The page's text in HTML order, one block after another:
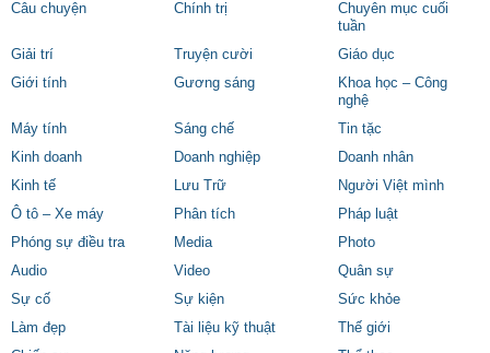
Câu chuyện
Chính trị
Chuyên mục cuối
tuần
Giải trí
Truyện cười
Giáo dục
Giới tính
Gương sáng
Khoa học – Công
nghệ
Máy tính
Sáng chế
Tin tặc
Kinh doanh
Doanh nghiệp
Doanh nhân
Kinh tế
Lưu Trữ
Người Việt mình
Ô tô – Xe máy
Phân tích
Pháp luật
Phóng sự điều tra
Media
Photo
Audio
Video
Quân sự
Sự cố
Sự kiện
Sức khỏe
Làm đẹp
Tài liệu kỹ thuật
Thế giới